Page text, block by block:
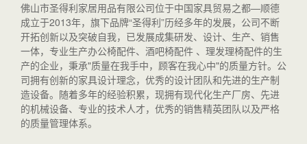
佛山市圣得利家居用品有限公司位于中国家具贸易之都—顺德
成立于2013年，旗下品牌“圣得利”历经多年的发展，公司不断
开拓创新以及突破自我，已发展成集研发、设计、生产、销售
一体，专业生产办公椅配件、酒吧椅配件 、理发理椅配件的生
产的企业，秉承"质量在我手中，顾客在我心中"的质量方针。公
司拥有创新的家具设计理念，优秀的设计团队和先进的生产制
造设备。随着多年的经验积累，现拥有现代化生产厂房、先进
的机械设备、专业的技术人才，优秀的销售精英团队以及严格
的质量管理体系。